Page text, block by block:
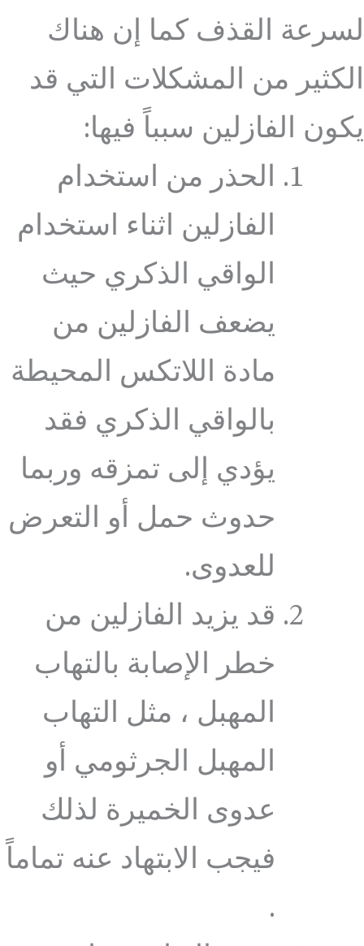
لسرعة القذف كما إن هناك
الكثير من المشكلات التي قد
يكون الفازلين سبباً فيها:
الحذر من استخدام
الفازلين اثناء استخدام
الواقي الذكري حيث
يضعف الفازلين من
مادة اللاتكس المحيطة
بالواقي الذكري فقد
يؤدي إلى تمزقه وربما
حدوث حمل أو التعرض
للعدوى.
قد يزيد الفازلين من
خطر الإصابة بالتهاب
المهبل ، مثل التهاب
المهبل الجرثومي أو
عدوى الخميرة لذلك
فيجب الابتهاد عنه تماماً
.